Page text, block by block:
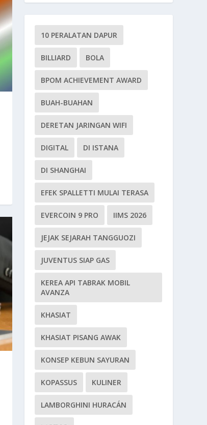
10 PERALATAN DAPUR
BILLIARD BOLA
BPOM ACHIEVEMENT AWARD
BUAH-BUAHAN
DERETAN JARINGAN WIFI
DIGITAL DI ISTANA
DI SHANGHAI
EFEK SPALLETTI MULAI TERASA
EVERCOIN 9 PRO IIMS 2026
JEJAK SEJARAH TANGGUOZI
JUVENTUS SIAP GAS
KEREA API TABRAK MOBIL
AVANZA
KHASIAT
KHASIAT PISANG AWAK
KONSEP KEBUN SAYURAN
KOPASSUS KULINER
LAMBORGHINI HURACÁN